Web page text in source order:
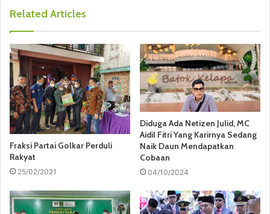
Related Articles
Fraksi Partai Golkar Perduli
Rakyat
25/02/2021
Diduga Ada Netizen Julid, MC
Aidil Fitri Yang Karirnya Sedang
Naik Daun Mendapatkan
Cobaan
04/10/2024